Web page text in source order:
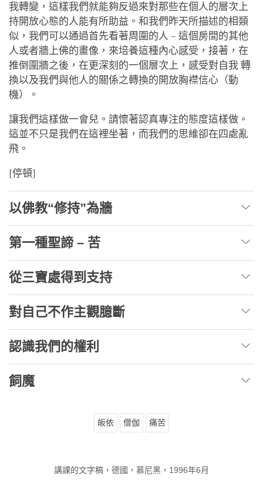
我轉變，這樣我們就能夠反過來對那些在個人的層次上
持開放心態的人能有所助益。和我們昨天所描述的相類
似，我們可以通過首先看著周圍的人 – 這個房間的其他
人或者牆上佛的畫像，來培養這種內心感受，接著，在
推倒圍牆之後，在更深刻的一個層次上，感受對自我 轉
換以及我們與他人的關係之轉換的開放胸襟信心（動
機）。
讓我們這樣做一會兒。請懷著認真專注的態度這樣做。
這並不只是我們在這裡坐著，而我們的思維卻在四處亂
飛。
[停頓]
以佛教“修持”為牆
第一種聖諦 – 苦
從三寶處得到支持
對自己不作主觀臆斷
認識我們的權利
飼魔
皈依 僧伽 痛苦
講課的文字稿，德國，慕尼黑，1996年6月